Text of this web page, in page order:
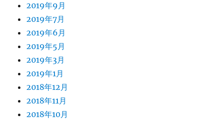
2019年9月
2019年7月
2019年6月
2019年5月
2019年3月
2019年1月
2018年12月
2018年11月
2018年10月